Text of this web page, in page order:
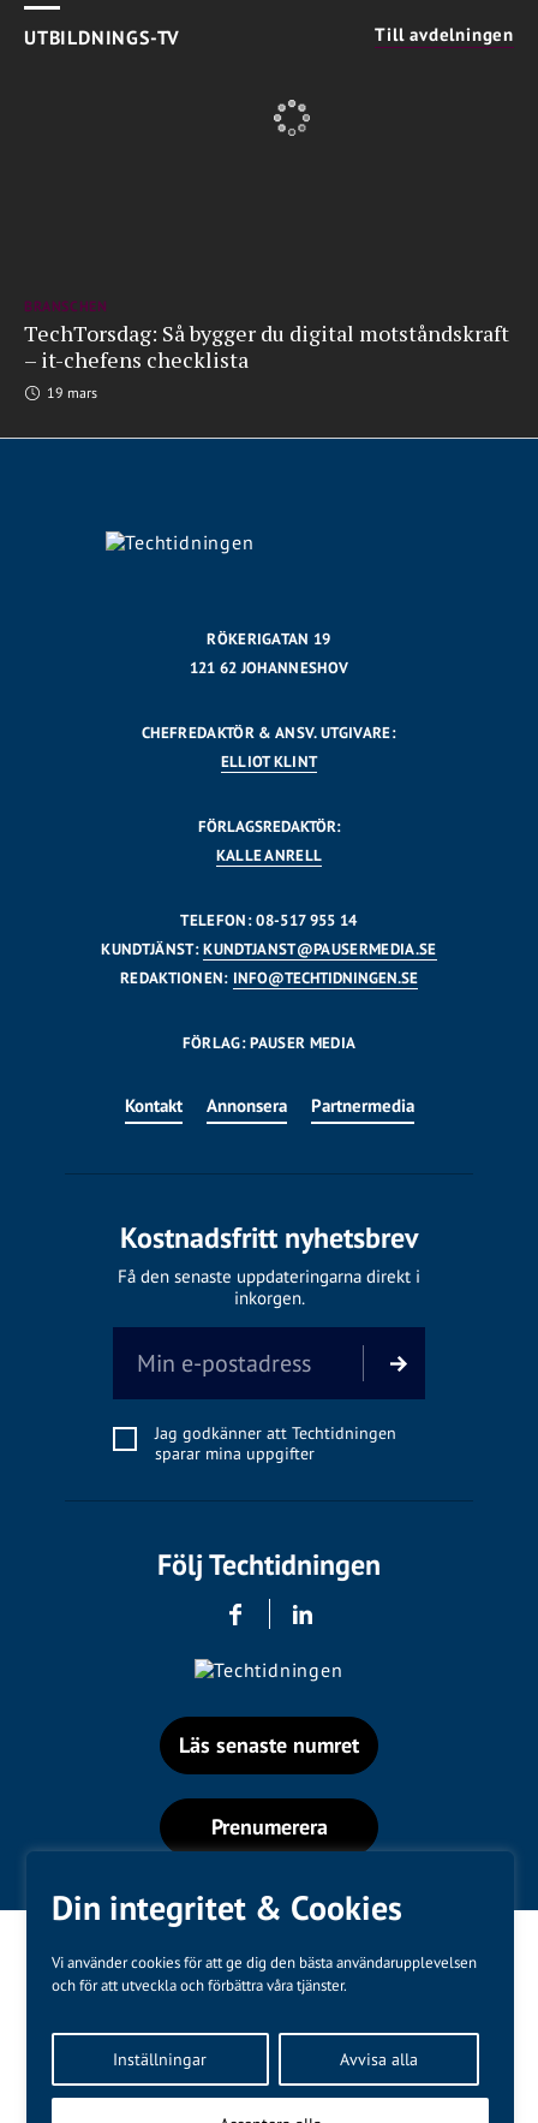
Din integritet & Cookies
Vi använder cookies för att ge dig den bästa användarupplevelsen
och för att utveckla och förbättra våra tjänster.
Inställningar Avvisa alla
UTBILDNINGS-TV Till avdelningen
BRANSCHEN
TechTorsdag: Så bygger du digital motståndskraft
– it-chefens checklista
19 mars
RÖKERIGATAN 19
121 62 JOHANNESHOV
CHEFREDAKTÖR & ANSV. UTGIVARE:
ELLIOT KLINT
FÖRLAGSREDAKTÖR:
KALLE ANRELL
TELEFON: 08-517 955 14
KUNDTJÄNST:KUNDTJANST@PAUSERMEDIA.SE
REDAKTIONEN: INFO@TECHTIDNINGEN.SE
FÖRLAG: PAUSER MEDIA
Kontakt Annonsera Partnermedia
Kostnadsfritt nyhetsbrev
Få den senaste uppdateringarna direkt i
inkorgen.
Jag godkänner att Techtidningen
sparar mina uppgifter
Följ Techtidningen
Läs senaste numret
Prenumerera
Kundtjänst